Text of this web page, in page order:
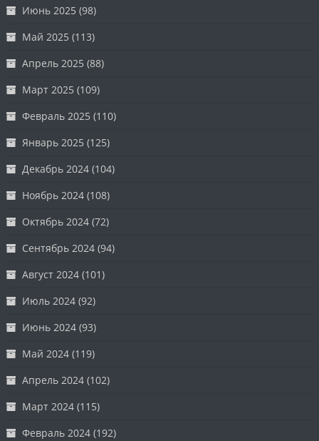
Июнь 2025 (98)
Май 2025 (113)
Апрель 2025 (88)
Март 2025 (109)
Февраль 2025 (110)
Январь 2025 (125)
Декабрь 2024 (104)
Ноябрь 2024 (108)
Октябрь 2024 (72)
Сентябрь 2024 (94)
Август 2024 (101)
Июль 2024 (92)
Июнь 2024 (93)
Май 2024 (119)
Апрель 2024 (102)
Март 2024 (115)
Февраль 2024 (192)